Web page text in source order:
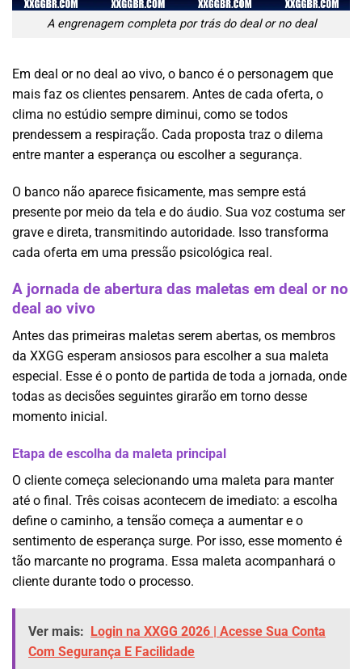
A engrenagem completa por trás do deal or no deal
Em deal or no deal ao vivo, o banco é o personagem que
mais faz os clientes pensarem. Antes de cada oferta, o
clima no estúdio sempre diminui, como se todos
prendessem a respiração. Cada proposta traz o dilema
entre manter a esperança ou escolher a segurança.
O banco não aparece fisicamente, mas sempre está
presente por meio da tela e do áudio. Sua voz costuma ser
grave e direta, transmitindo autoridade. Isso transforma
cada oferta em uma pressão psicológica real.
A jornada de abertura das maletas em deal or no
deal ao vivo
Antes das primeiras maletas serem abertas, os membros
da XXGG esperam ansiosos para escolher a sua maleta
especial. Esse é o ponto de partida de toda a jornada, onde
todas as decisões seguintes girarão em torno desse
momento inicial.
Etapa de escolha da maleta principal
O cliente começa selecionando uma maleta para manter
até o final. Três coisas acontecem de imediato: a escolha
define o caminho, a tensão começa a aumentar e o
sentimento de esperança surge. Por isso, esse momento é
tão marcante no programa. Essa maleta acompanhará o
cliente durante todo o processo.
Ver mais: Login na XXGG 2026 | Acesse Sua Conta
Com Segurança E Facilidade